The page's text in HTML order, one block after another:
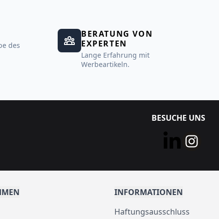
des
BERATUNG VON
EXPERTEN
Lange Erfahrung mit
Werbeartikeln.
BESUCHE UNS
INFORMATIONEN
Haftungsausschluss